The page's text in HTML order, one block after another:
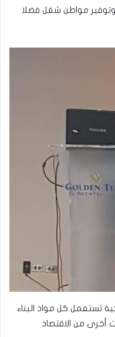
مواطن شغل فضلا
تستعمل كل مواد البناء
أخرى من الاقتصاد